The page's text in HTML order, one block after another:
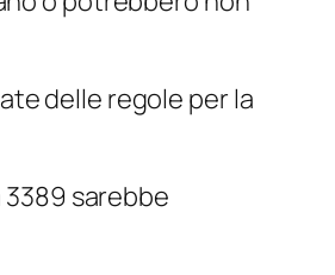
delle regole per la
3389 sarebbe